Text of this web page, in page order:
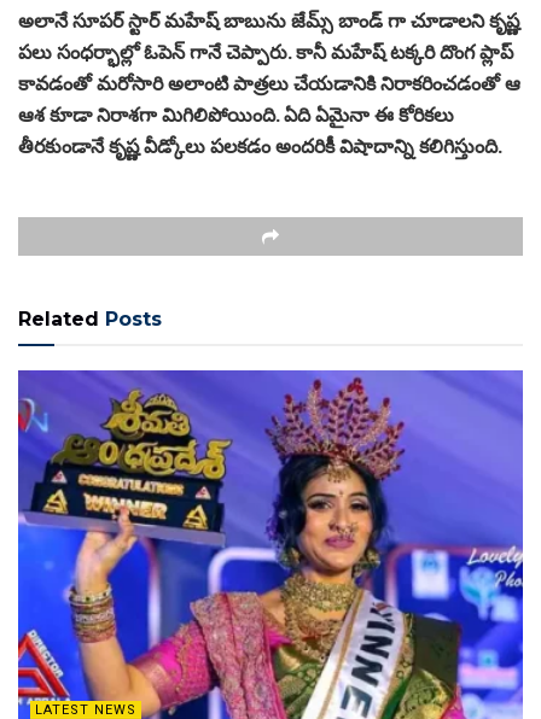
అలానే సూపర్ స్టార్ మహేష్ బాబును జేమ్స్ బాండ్ గా చూడాలని కృష్ణ
పలు సంధర్భాల్లో ఓపెన్ గానే చెప్పారు. కానీ మహేష్ టక్కరి దొంగ ప్లాప్
కావడంతో మరోసారి అలాంటి పాత్రలు చేయడానికి నిరాకరించడంతో ఆ
ఆశ కూడా నిరాశగా మిగిలిపోయింది. ఏది ఏమైనా ఈ కోరికలు
తీరకుండానే కృష్ణ వీడ్కోలు పలకడం అందరికీ విషాదాన్ని కలిగిస్తుంది.
Related Posts
LATEST NEWS